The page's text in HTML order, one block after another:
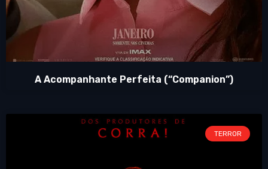
A Acompanhante Perfeita (“Companion”)
TERROR